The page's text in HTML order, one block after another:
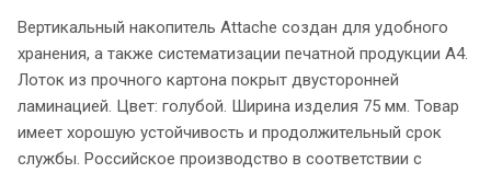
Вертикальный накопитель Attache создан для удобного
хранения, а также систематизации печатной продукции А4.
Лоток из прочного картона покрыт двусторонней
ламинацией. Цвет: голубой. Ширина изделия 75 мм. Товар
имеет хорошую устойчивость и продолжительный срок
службы. Российское производство в соответствии с